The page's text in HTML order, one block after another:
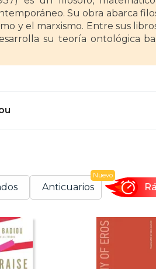
Su obra abarca
y el marxismo. Entre sus
su teoría ontológica
del mal (1993) y San
temas como la verdad, el
hegemónico. Su
consolidándolo como
Anticuarios
Nuevo